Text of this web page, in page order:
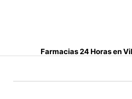
Farmacias 24 Horas en